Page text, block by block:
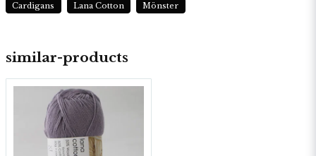
similar-products
Cardigans Lana Cotton Mönster